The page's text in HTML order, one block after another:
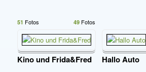
51 Fotos 49Fotos
Kino und Frida&Fred Hallo Auto